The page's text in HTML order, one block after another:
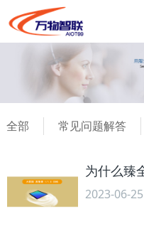
全部 常见问题解答
为什么臻
2023-06-25